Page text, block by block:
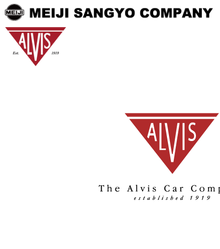
投稿者:webmaster
夏季休業のお知らせ